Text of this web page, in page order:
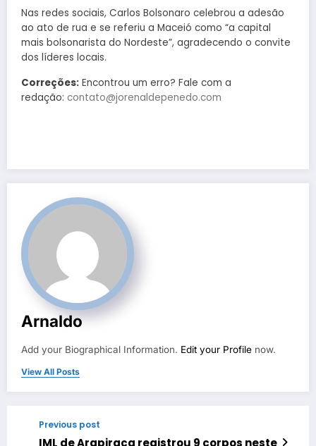
Nas redes sociais, Carlos Bolsonaro celebrou a adesão
ao ato de rua e se referiu a Maceió como “a capital
mais bolsonarista do Nordeste”, agradecendo o convite
dos líderes locais.
Correções: Encontrou um erro? Fale com a
redação: contato@jorenaldepenedo.com
Arnaldo
Add your Biographical Information. Edit your Profile now.
View All Posts
Previous post